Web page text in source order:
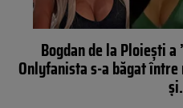
Bogdan de la Ploiești
Onlyfanista s-a băgat